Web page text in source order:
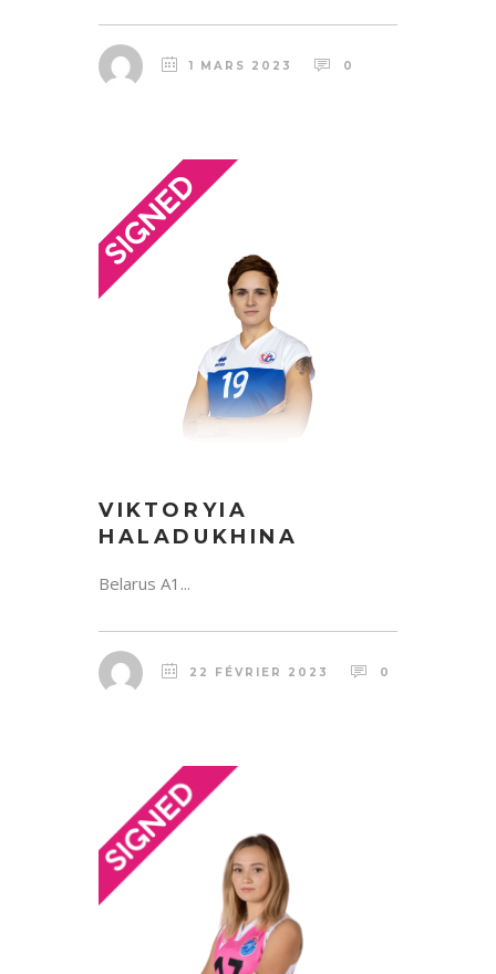
1 MARS 2023 0
VIKTORYIA
HALADUKHINA
Belarus A1...
22 FÉVRIER 2023 0